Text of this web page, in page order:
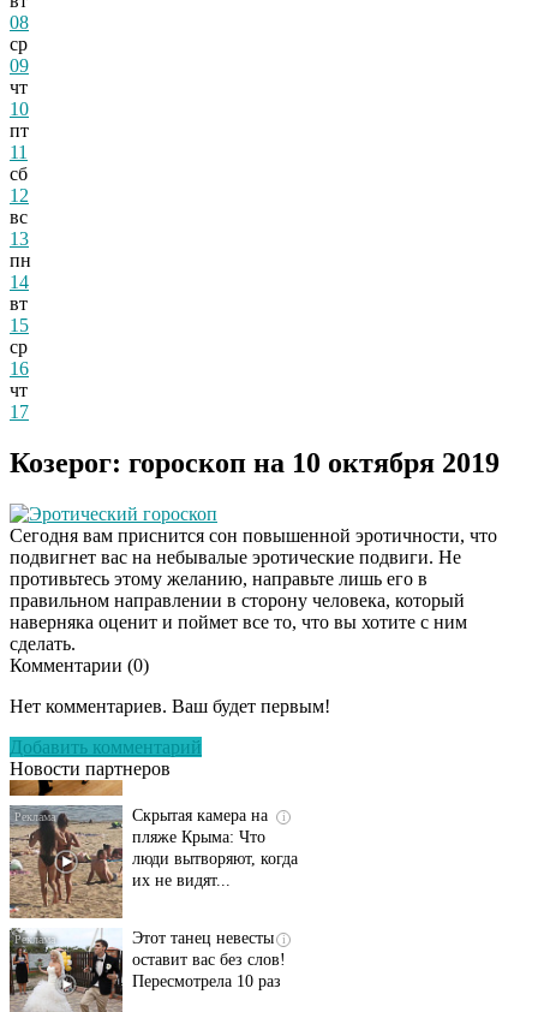
08
ср
09
чт
10
пт
11
сб
12
вс
13
пн
14
вт
15
ср
16
чт
17
Козерог: гороскоп на 10 октября 2019
Эротический гороскоп
Сегодня вам приснится сон повышенной эротичности, что
подвигнет вас на небывалые эротические подвиги. Не
противьтесь этому желанию, направьте лишь его в
правильном направлении в сторону человека, который
наверняка оценит и поймет все то, что вы хотите с ним
сделать.
Комментарии (0)
Нет комментариев. Ваш будет первым!
Добавить комментарий
Новости партнеров
Ролик длится
смеяться вы будете
пляже Крыма: Что
люди вытворяют, когда
их не видят...
оставит вас без слов!
Пересмотрела 10 раз